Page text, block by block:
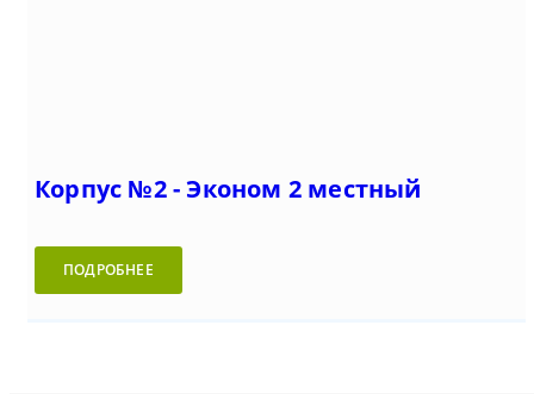
Корпус №2 - Эконом 2 местный
ПОДРОБНЕЕ